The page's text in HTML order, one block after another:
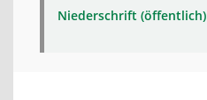
Niederschrift (öffentlich)